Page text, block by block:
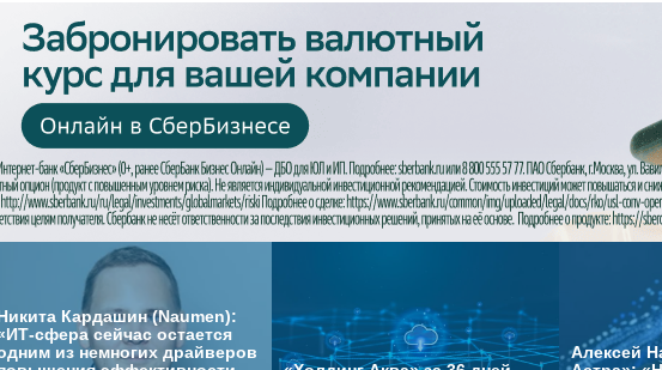
Кардашин (Naumen):
сфера сейчас остается
из немногих драйверов
Алексей